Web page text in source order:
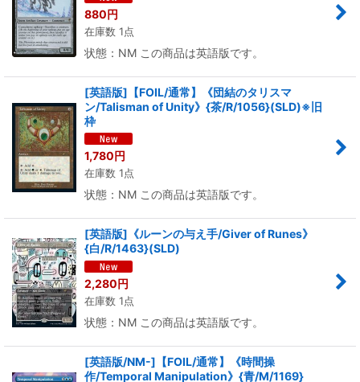
880円
在庫数 1点
状態：NM この商品は英語版です。
[英語版]【FOIL/通常】《団結のタリスマ
ン/Talisman of Unity》{茶/R/1056}(SLD)※旧
枠
1,780円
在庫数 1点
状態：NM この商品は英語版です。
[英語版]《ルーンの与え手/Giver of Runes》
{白/R/1463}(SLD)
2,280円
在庫数 1点
状態：NM この商品は英語版です。
[英語版/NM-]【FOIL/通常】《時間操
作/Temporal Manipulation》{青/M/1169}